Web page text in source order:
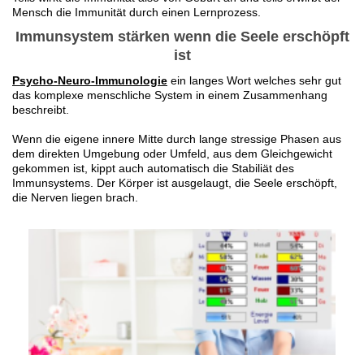
Mensch die Immunität durch einen Lernprozess.
Immunsystem stärken wenn die Seele erschöpft
ist
Psycho-Neuro-Immunologie ein langes Wort welches sehr gut
das komplexe menschliche System in einem Zusammenhang
beschreibt.
Wenn die eigene innere Mitte durch lange stressige Phasen aus
dem direkten Umgebung oder Umfeld, aus dem Gleichgewicht
gekommen ist, kippt auch automatisch die Stabiliät des
Immunsystems. Der Körper ist ausgelaugt, die Seele erschöpft,
die Nerven liegen brach.